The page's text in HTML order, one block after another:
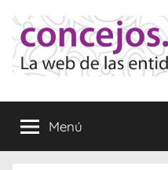
contenido
Concejos
de
las
Menú